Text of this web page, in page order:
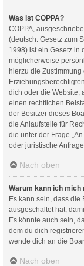
Was ist COPPA?
COPPA,
(deutsch: Gesetz zum
1998) ist ein Gesetz in
möglicherweise
hierzu die
dich oder die Website,
einen rechtlichen
der Besitzer dieses
die Anlaufstelle für
die unter der Frage
oder juristische
Nach oben
Warum kann ich
Es kann sein, dass
ausgeschaltet hat,
Es könnte auch sein,
dem du dich
wende dich an die
Nach oben